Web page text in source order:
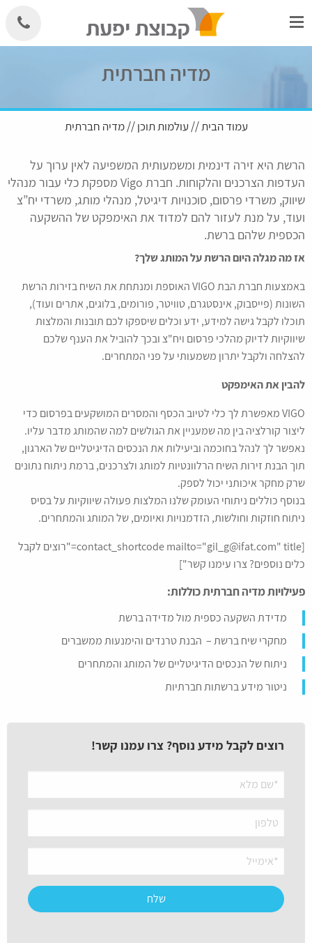
to
מדיה חברתית
עמוד הבית// עולמות תוכן// מדיה חברתית
הרשת היא זירה דינמית ומשמעותית המשפיעה לאין ערוך על
העדפות הצרכנים והלקוחות. חברת Vigo מספקת כלי עבור מנהלי
שיווק, משרדי פרסום, סוכנויות דיגיטל, מנהלי מותג, משרדי יח”צ
ועוד, על מנת לעזור להם למדוד את האימפקט של ההשקעה
הכספית שלהם ברשת.
אז מה מגלה היום הרשת על המותג שלך?
באמצעות חברת הבת VIGO האוספת ומנתחת את השיח בזירות הרשת
השונות (פייסבוק, אינסטגרם, טוויטר, פורומים, בלוגים, אתרים ועוד),
תוכלו לקבל גישה למידע, ידע וכלים שיספקו לכם תובנות והמלצות
שיווקיות לדיוק מהלכי פרסום ויח"צ ובכך להוביל את הענף שלכם
להצלחה ולקבל יתרון משמעותי על פני המתחרים.
להבין את האימפקט
VIGO מאפשרת לך כלי לטיוב הכסף והמסרים המושקעים בפרסום כדי
ליצור קורלציה בין מה שמעניין את הגולשים למה שהמותג מדבר עליו.
נאפשר לך לנהל בחוכמה וביעילות את הנכסים הדיגיטליים של הארגון,
תוך הבנת זירות השיח הרלוונטיות למותג ולצרכנים, ברמת ניתוח נתונים
שרק מחקר איכותני יכול לספק.
בנוסף כוללים ניתוחי העומק שלנו המלצות פעולה שיווקיות על בסיס
ניתוח חוזקות וחולשות, הזדמנויות ואיומים, של המותג והמתחרים.
[contact_shortcode mailto="gil_g@ifat.com" title="רוצים לקבל
כלים נוספים? צרו עימנו קשר"]
פעילויות מדיה חברתית כוללות:
מדידת השקעה כספית מול מדידה ברשת
מחקרי שיח ברשת – הבנת טרנדים והימנעות ממשברים
ניתוח של הנכסים הדיגיטליים של המותג והמתחרים
ניטור מידע ברשתות חברתיות
רוצים לקבל מידע נוסף? צרו עמנו קשר!
נכשלה.
נסה
יותר
או
פנה